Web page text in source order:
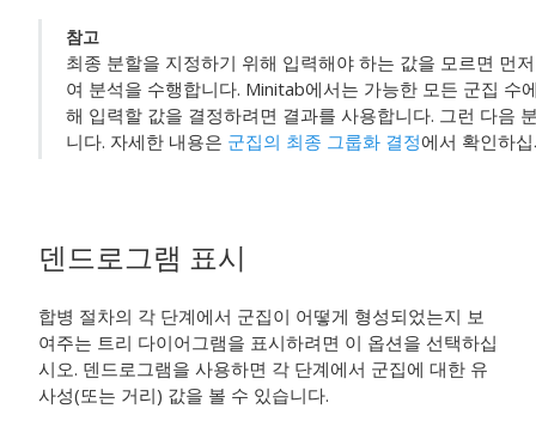
참고
최종 분할을 지정하기 위해 입력해야 하는 값을 모르면 먼
여 분석을 수행합니다. Minitab에서는 가능한 모든 군집 수
해 입력할 값을 결정하려면 결과를 사용합니다. 그런 다음
니다. 자세한 내용은 군집의 최종 그룹화 결정에서 확인하
덴드로그램 표시
합병 절차의 각 단계에서 군집이 어떻게 형성되었는지 보
여주는 트리 다이어그램을 표시하려면 이 옵션을 선택하십
시오. 덴드로그램을 사용하면 각 단계에서 군집에 대한 유
사성(또는 거리) 값을 볼 수 있습니다.